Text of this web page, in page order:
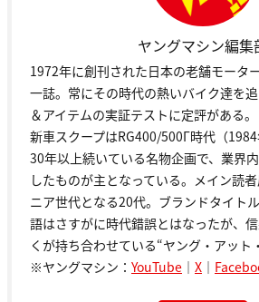
ヤングマシン編集
1972年に創刊された日本の老舗モータ
一誌。常にその時代の熱いバイク達を
＆アイテムの実証テストに定評がある
新車スクープはRG400/500Γ時代（
30年以上続いている名物企画で、業界
したものが主となっている。メイン読
ニア世代となる20代。ブランドタイト
語はさすがに時代錯誤とはなったが、
くが持ち合わせている“ヤング・アット
※ヤングマシン： YouTube ｜ X ｜